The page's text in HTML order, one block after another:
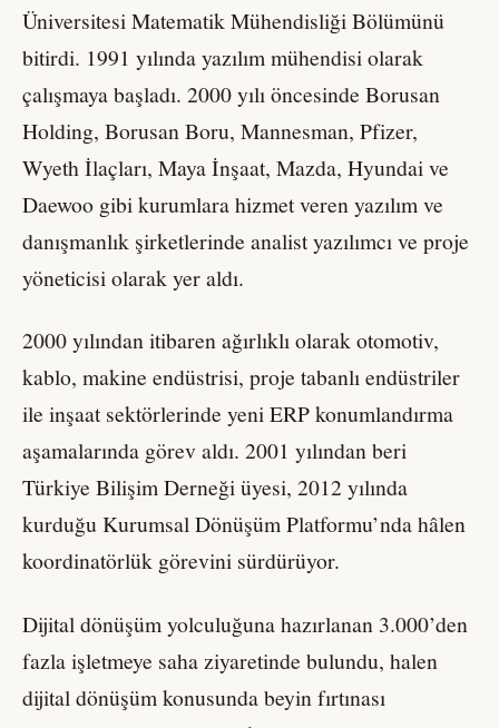
Üniversitesi Matematik Mühendisliği Bölümünü
bitirdi. 1991 yılında yazılım mühendisi olarak
çalışmaya başladı. 2000 yılı öncesinde Borusan
Holding, Borusan Boru, Mannesman, Pfizer,
Wyeth İlaçları, Maya İnşaat, Mazda, Hyundai ve
Daewoo gibi kurumlara hizmet veren yazılım ve
danışmanlık şirketlerinde analist yazılımcı ve proje
yöneticisi olarak yer aldı.
2000 yılından itibaren ağırlıklı olarak otomotiv,
kablo, makine endüstrisi, proje tabanlı endüstriler
ile inşaat sektörlerinde yeni ERP konumlandırma
aşamalarında görev aldı. 2001 yılından beri
Türkiye Bilişim Derneği üyesi, 2012 yılında
kurduğu Kurumsal Dönüşüm Platformu’nda hâlen
koordinatörlük görevini sürdürüyor.
Dijital dönüşüm yolculuğuna hazırlanan 3.000’den
fazla işletmeye saha ziyaretinde bulundu, halen
dijital dönüşüm konusunda beyin fırtınası